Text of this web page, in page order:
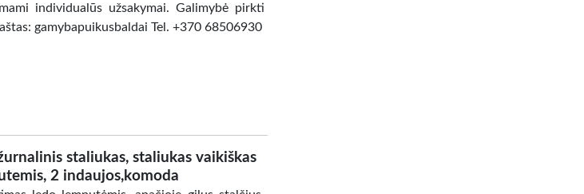
individualūs užsakymai. Galimybė pirkti
gamybapuikusbaldai Tel. +370 68506930
staliukas, staliukas vaikiškas
2 indaujos,komoda